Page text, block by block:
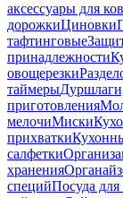
аксессуары для
дорожкиЦиновки
тафтинговые
принадлежности
овощерезки
таймеры
приготовления
мелочиМиски
прихватки
салфетки
хранения
специйПосуда для